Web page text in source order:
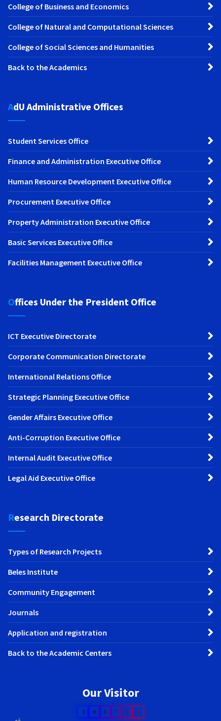
College of Business and Economics
College of Natural and Computational Sciences
College of Social Sciences and Humanities
Back to the Academics
AdU Administrative Offices
Student Services Office
Finance and Administration Executive Office
Human Resource Development Executive Office
Procurement Executive Office
Property Administration Executive Office
Basic Services Executive Office
Facilities Management Executive Office
Offices Under the President Office
ICT Executive Directorate
Corporate Communication Directorate
International Relations Office
Strategic Planning Executive Office
Gender Affairs Executive Office
Anti-Corruption Executive Office
Internal Audit Executive Office
Legal Aid Executive Office
Research Directorate
Types of Research Projects
Beles Institute
Community Engagement
Journals
Application and registration
Back to the Academic Centers
Our Visitor
1 0 0 7 9 4